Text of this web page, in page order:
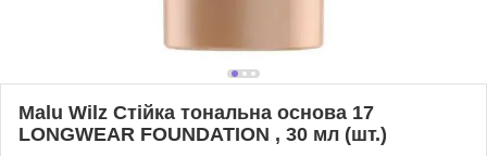
Malu Wilz Стійка тональна основа 17
LONGWEAR FOUNDATION , 30 мл (шт.)